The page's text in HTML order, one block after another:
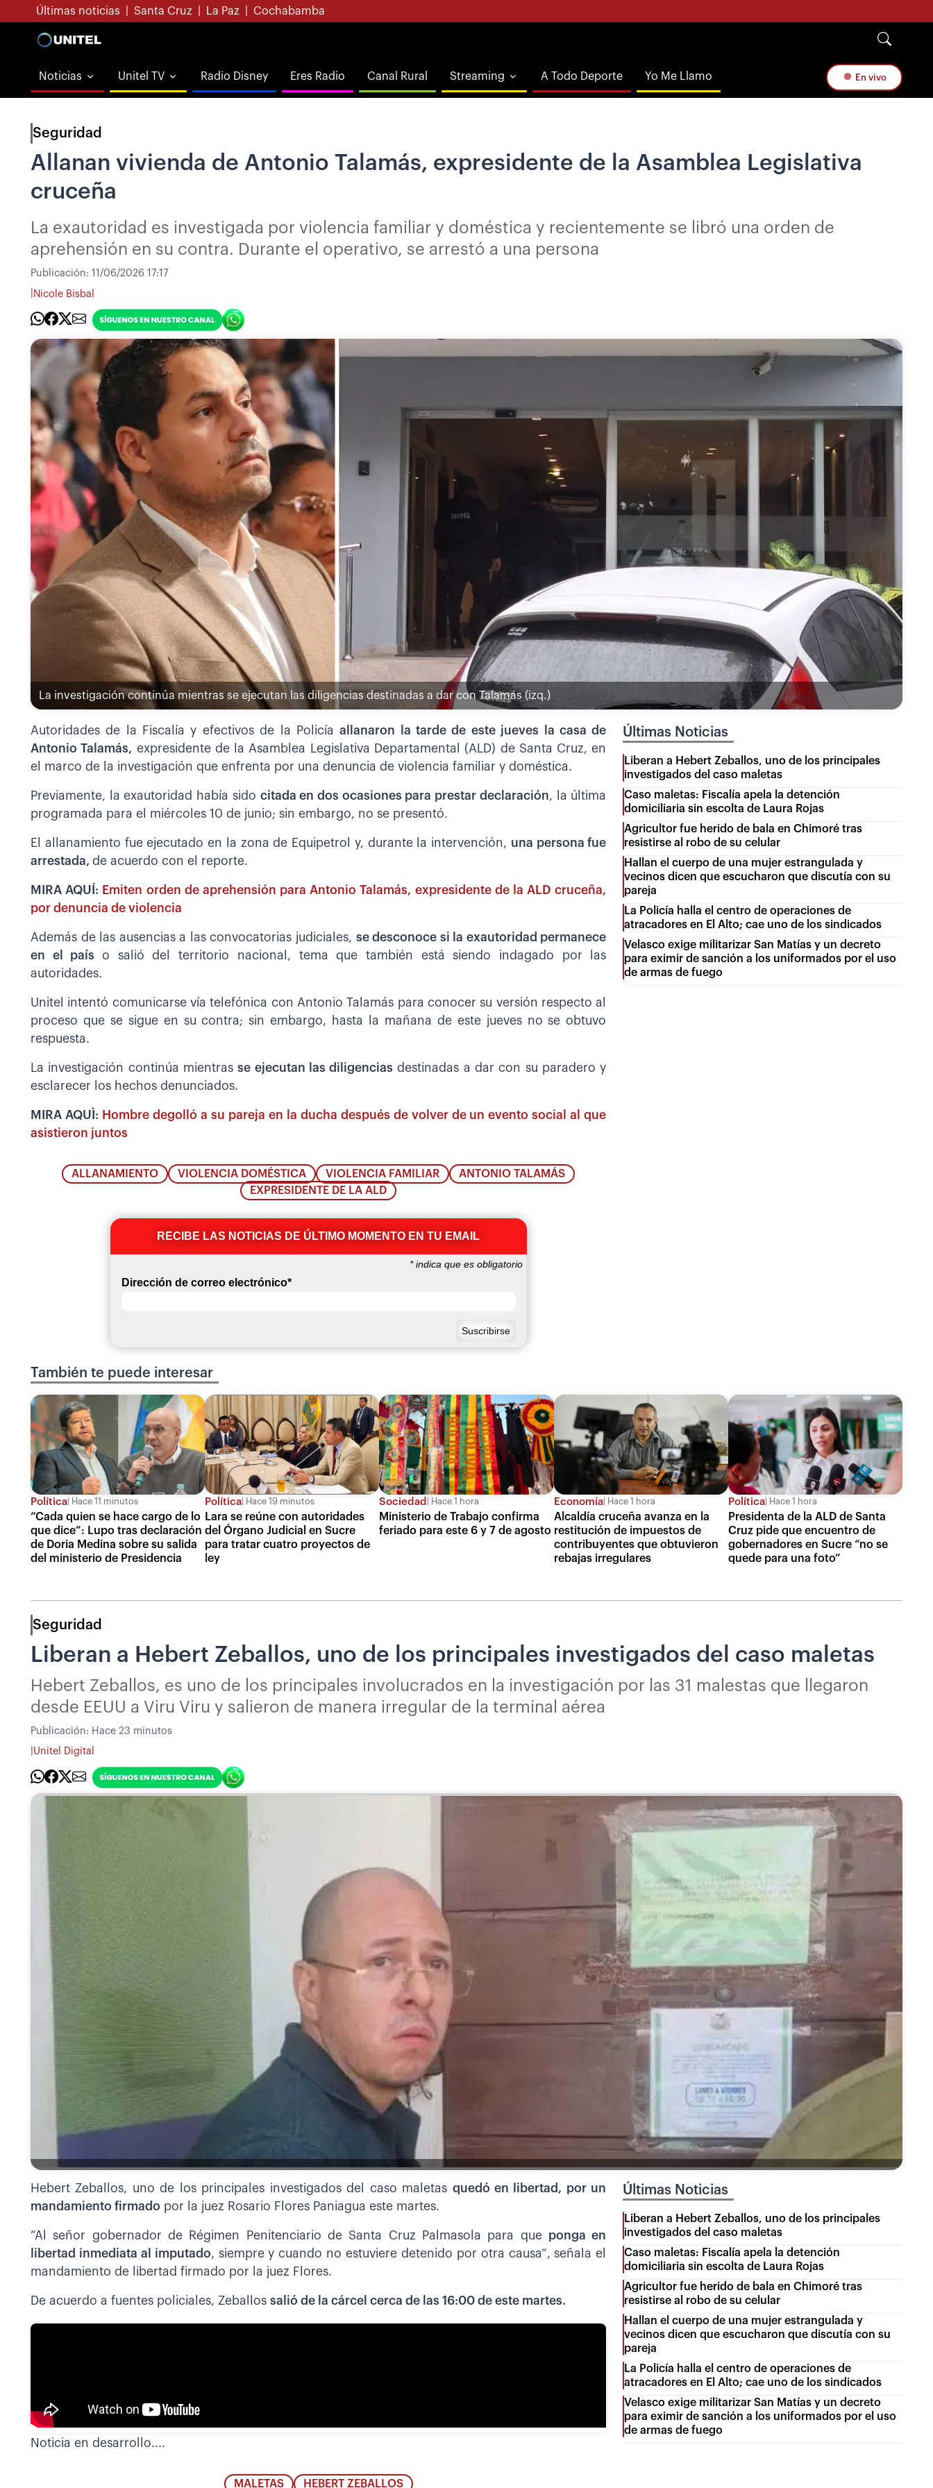
Últimas noticias Santa Cruz La Paz Cochabamba
Noticias Unitel TV Radio Disney Eres Radio Canal Rural Streaming A Todo Deporte Yo Me Llamo En vivo
Seguridad
Allanan vivienda de Antonio Talamás, expresidente de la Asamblea Legislativa
cruceña
La exautoridad es investigada por violencia familiar y doméstica y recientemente se libró una orden de
aprehensión en su contra. Durante el operativo, se arrestó a una persona
Publicación: 11/06/2026 17:17
Nicole Bisbal
La investigación continúa mientras se ejecutan las diligencias destinadas a dar con Talamás (izq.)
Autoridades de la Fiscalía y efectivos de la Policíaallanaron la tarde de este jueves la casa de
Antonio Talamás, expresidente de la Asamblea Legislativa Departamental (ALD) de Santa Cruz, en
el marco de la investigación que enfrenta por una denuncia de violencia familiar y doméstica.
Previamente, la exautoridad había sido citada en dos ocasiones para prestar declaración, la última
programada para el miércoles 10 de junio; sin embargo, no se presentó.
El allanamiento fue ejecutado en la zona de Equipetrol y, durante la intervención, una persona fue
arrestada, de acuerdo con el reporte.
MIRA AQUÍ: Emiten orden de aprehensión para Antonio Talamás, expresidente de la ALD cruceña,
por denuncia de violencia
Además de las ausencias a las convocatorias judiciales, se desconoce si la exautoridad permanece
en el paíso salió del territorio nacional, tema que también está siendo indagado por las
autoridades.
Unitel intentó comunicarse vía telefónica con Antonio Talamás para conocer su versión respecto al
proceso que se sigue en su contra; sin embargo, hasta la mañana de este jueves no se obtuvo
respuesta.
La investigación continúa mientrasse ejecutan las diligencias destinadas a dar con su paradero y
esclarecer los hechos denunciados.
MIRA AQUÌ: Hombre degolló a su pareja en la ducha después de volver de un evento social al que
asistieron juntos
ALLANAMIENTO VIOLENCIA DOMÉSTICA VIOLENCIA FAMILIAR
ANTONIO TALAMÁS
EXPRESIDENTE DE LA ALD
RECIBE LAS NOTICIAS DE ÚLTIMO MOMENTO EN TU EMAIL
*indica que es obligatorio
Dirección de correo electrónico*
Últimas Noticias
Liberan a Hebert Zeballos, uno de los principales
investigados del caso maletas
Caso maletas: Fiscalía apela la detención
domiciliaria sin escolta de Laura Rojas
Agricultor fue herido de bala en Chimoré tras
resistirse al robo de su celular
Hallan el cuerpo de una mujer estrangulada y
vecinos dicen que escucharon que discutía con su
pareja
La Policía halla el centro de operaciones de
atracadores en El Alto; cae uno de los sindicados
Velasco exige militarizar San Matías y un decreto
para eximir de sanción a los uniformados por el uso
de armas de fuego
También te puede interesar
Política Hace 11 minutos
“Cada quien se hace cargo de lo
que dice”: Lupo tras declaración
de Doria Medina sobre su salida
del ministerio de Presidencia
Política Hace 19 minutos
Lara se reúne con autoridades
del Órgano Judicial en Sucre
para tratar cuatro proyectos de
ley
Sociedad Hace 1 hora
Ministerio de Trabajo confirma
feriado para este 6 y 7 de agosto
Economía Hace 1 hora
Alcaldía cruceña avanza en la
restitución de impuestos de
contribuyentes que obtuvieron
rebajas irregulares
Política Hace 1 hora
Presidenta de la ALD de Santa
Cruz pide que encuentro de
gobernadores en Sucre “no se
quede para una foto”
Seguridad
Liberan a Hebert Zeballos, uno de los principales investigados del caso maletas
Hebert Zeballos, es uno de los principales involucrados en la investigación por las 31 malestas que llegaron
desde EEUU a Viru Viru y salieron de manera irregular de la terminal aérea
Publicación: Hace 23 minutos
Unitel Digital
Hebert Zeballos, uno de los principales investigados del caso maletas quedó en libertad, por un
mandamiento firmado por la juez Rosario Flores Paniagua este martes.
”Al señor gobernador de Régimen Penitenciario de Santa Cruz Palmasola para que ponga en
libertad inmediata al imputado, siempre y cuando no estuviere detenido por otra causa”, señala el
mandamiento de libertad firmado por la juez Flores.
De acuerdo a fuentes policiales, Zeballos salió de la cárcel cerca de las 16:00 de este martes.
Noticia en desarrollo....
MALETAS HEBERT ZEBALLOS
Últimas Noticias
Liberan a Hebert Zeballos, uno de los principales
investigados del caso maletas
Caso maletas: Fiscalía apela la detención
domiciliaria sin escolta de Laura Rojas
Agricultor fue herido de bala en Chimoré tras
resistirse al robo de su celular
Hallan el cuerpo de una mujer estrangulada y
vecinos dicen que escucharon que discutía con su
pareja
La Policía halla el centro de operaciones de
atracadores en El Alto; cae uno de los sindicados
Velasco exige militarizar San Matías y un decreto
para eximir de sanción a los uniformados por el uso
de armas de fuego